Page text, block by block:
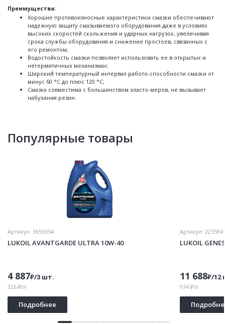
Преимущества:
Хорошие противоизносные характеристики смазки обеспечивают
надежную защиту смазываемого оборудования даже в условиях
высоких скоростей скольжения и ударных нагрузок, увеличивая
срока службы оборудования и снижение простоев, связанных с
его ремонтом;
Водостойкость смазки позволяет использовать ее в открытых и
негермитичных механизмах;
Широкий температурный интервал работо-способности смазки от
минус 60 °С до плюс 120 °С;
Смазка совместима с большинством эласто-меров, не вызывает
набухания резин.
Популярные товары
Артикул: 3655654
LUKOIL AVANTGARDE ULTRA 10W-40
4 887₽/3 шт.
326 ₽/л
Подробнее
Артикул:
LUKOIL
11 688₽/12
974 ₽/л